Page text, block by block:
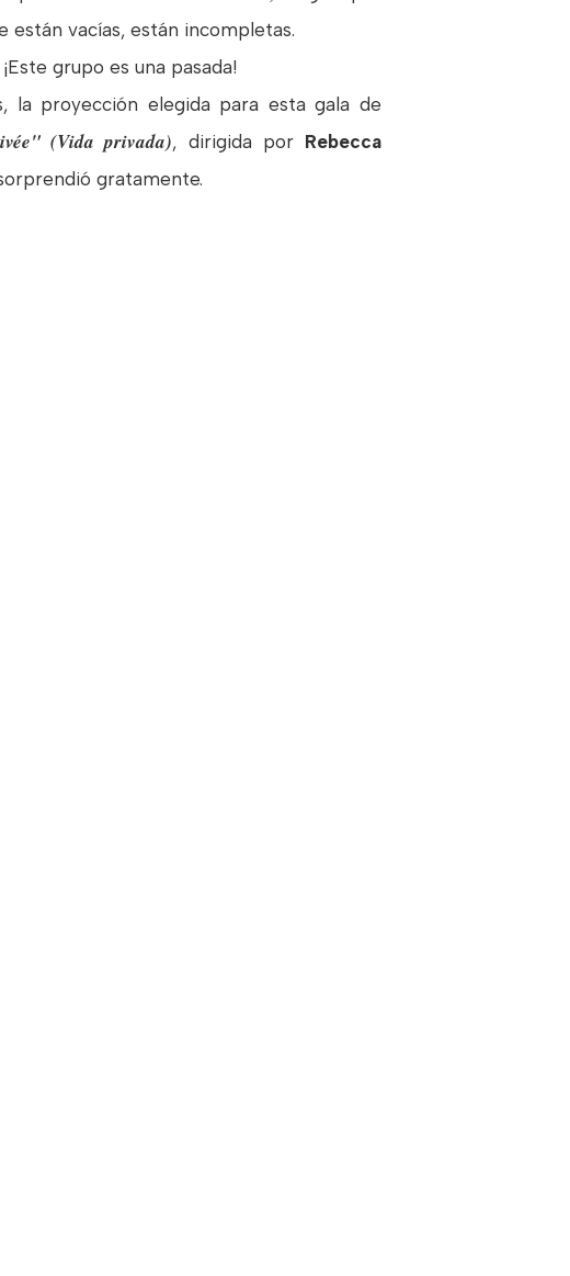
están vacías, están incompletas.
grupo es una pasada!
la proyección elegida para esta gala de
(Vida privada), dirigida por Rebecca
gratamente.